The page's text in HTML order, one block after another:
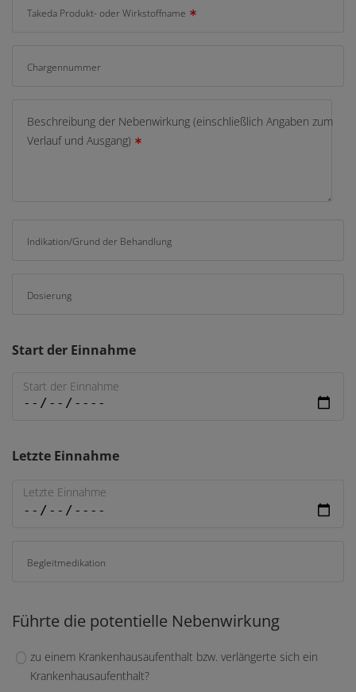
Takeda Produkt- oder Wirkstoffname
Chargennummer
Beschreibung der Nebenwirkung (einschließlich Angaben zum
Verlauf und Ausgang)
Indikation/Grund der Behandlung
Dosierung
Start der Einnahme
Start der Einnahme
Letzte Einnahme
Letzte Einnahme
Begleitmedikation
Führte die potentielle Nebenwirkung
zu einem Krankenhausaufenthalt bzw. verlängerte sich ein
Krankenhausaufenthalt?